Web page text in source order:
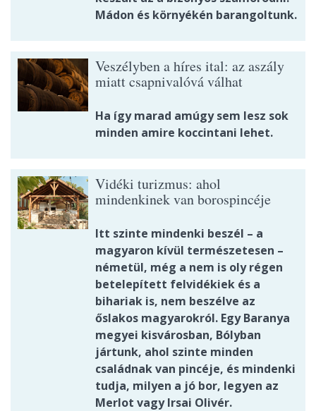
Mádon és környékén barangoltunk.
Veszélyben a híres ital: az aszály
miatt csapnivalóvá válhat
Ha így marad amúgy sem lesz sok
minden amire koccintani lehet.
Vidéki turizmus: ahol
mindenkinek van borospincéje
Itt szinte mindenki beszél – a
magyaron kívül természetesen –
németül, még a nem is oly régen
betelepített felvidékiek és a
bihariak is, nem beszélve az
őslakos magyarokról. Egy Baranya
megyei kisvárosban, Bólyban
jártunk, ahol szinte minden
családnak van pincéje, és mindenki
tudja, milyen a jó bor, legyen az
Merlot vagy Irsai Olivér.